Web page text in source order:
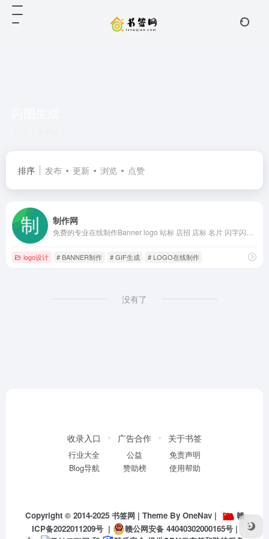
排序 发布 更新 浏览 点赞
制作网
logo设计 # BANNER制作 # GIF生成 # LOGO在线制作
没有了
收录入口
行业大全
Blog导航
广告合作
公益
赞助榜
关于书签
免责声明
使用帮助
Copyright © 2014-2025 书签网 | Theme By OneNav|
赣
ICP备2022011209号| 赣公网安备 44040302000165号|